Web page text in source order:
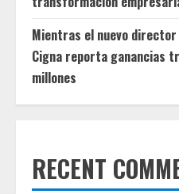
Mientras el nuevo
Cigna reporta ganancias
millones
RECENT